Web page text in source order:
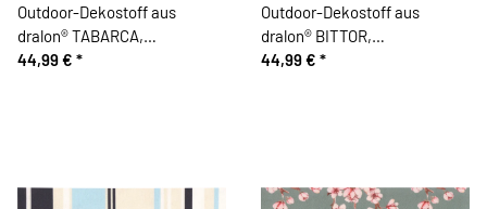
Outdoor-Dekostoff aus
dralon® TABARCA,
teflonbeschichtet, Streifen,
44,99 € *
Outdoor-Dekostoff aus
dralon® BITTOR,
teflonbeschichtet, Karo-
44,99 € *